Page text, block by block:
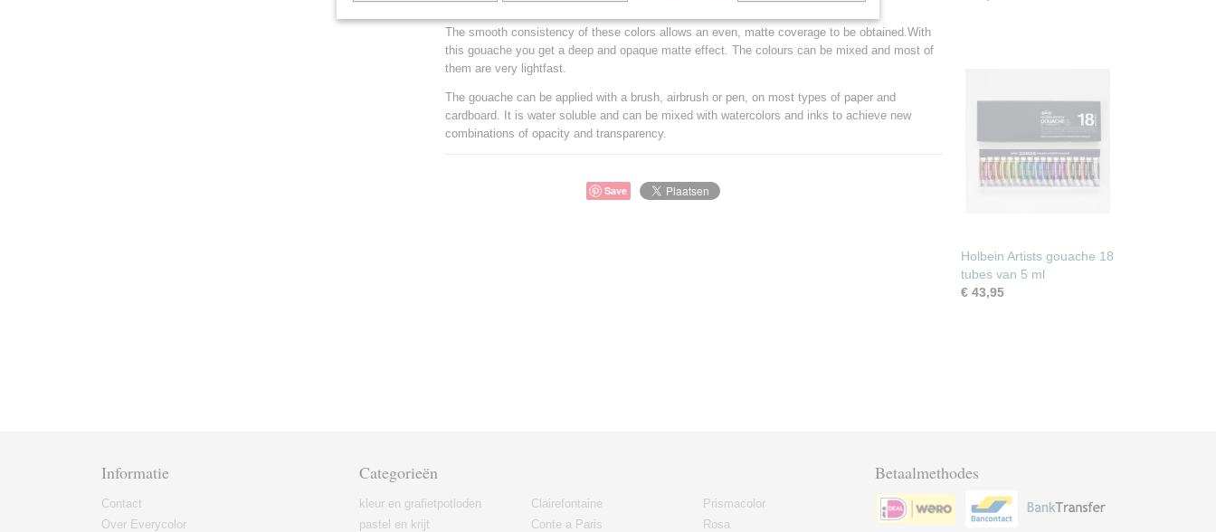
pigments and natural gums.
The smooth consistency of these colors allows an even, matte coverage to be obtained.With
this gouache you get a deep and opaque matte effect. The colours can be mixed and most of
them are very lightfast.
The gouache can be applied with a brush, airbrush or pen, on most types of paper and
cardboard. It is water soluble and can be mixed with watercolors and inks to achieve new
combinations of opacity and transparency.
Save
Holbein Artists gouache 18
tubes van 5 ml
€ 43,95
Informatie
Contact
Over Everycolor
Categorieën
kleur en grafietpotloden
pastel en krijt
Clairefontaine
Conte a Paris
Prismacolor
Rosa
Betaalmethodes